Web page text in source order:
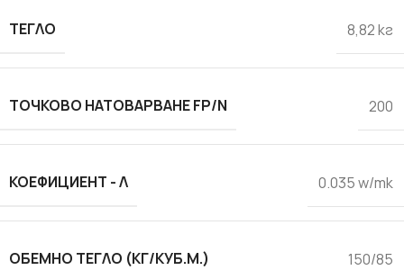
ТЕГЛО 8,82 кг
ТОЧКОВО НАТОВАРВАНЕ FP/N 200
КОЕФИЦИЕНТ - Λ 0.035 w/mk
ОБЕМНО ТЕГЛО (КГ/КУБ.М.) 150/85